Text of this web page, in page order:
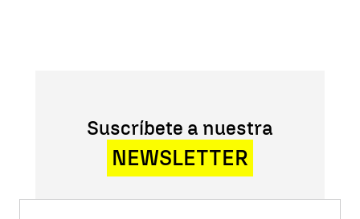
Suscríbete a nuestra
NEWSLETTER